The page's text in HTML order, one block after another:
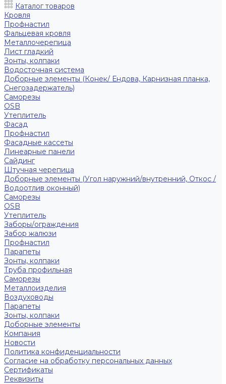
Каталог товаров
Кровля
Профнастил
Фальцевая кровля
Металлочерепица
Лист гладкий
Зонты, колпаки
Водосточная система
Доборные элементы (Конек/ Ендова, Карнизная планка,
Снегозадержатель)
Саморезы
ОSB
Утеплитель
Фасад
Профнастил
Фасадные кассеты
Линеарные панели
Сайдинг
Штучная черепица
Доборные элементы (Угол наружний/внутренний, Откос /
Водоотлив оконный)
Саморезы
OSB
Утеплитель
Заборы/ограждения
Забор жалюзи
Профнастил
Парапеты
Зонты, колпаки
Труба профильная
Саморезы
Металлоизделия
Воздуховоды
Парапеты
Зонты, колпаки
Доборные элементы
Компания
Новости
Политика конфиденциальности
Согласие на обработку персональных данных
Сертификаты
Реквизиты